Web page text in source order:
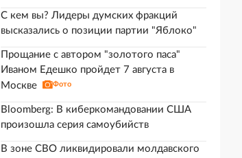
С кем вы? Лидеры думских фракций
высказались о позиции партии "Яблоко"
Прощание с автором "золотого паса"
Иваном Едешко пройдет 7 августа в
Москве
Фото
Bloomberg: В киберкомандовании США
произошла серия самоубийств
В зоне СВО ликвидировали молдавского